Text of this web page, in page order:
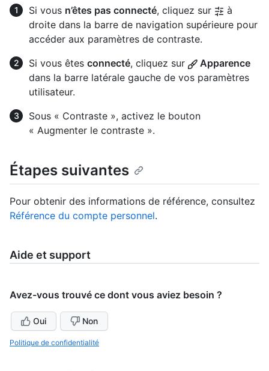
Si vous n’êtes pas connecté, cliquez sur
à
droite dans la barre de navigation supérieure pour
accéder aux paramètres de contraste.
Si vous êtes connecté, cliquez sur
Apparence
dans la barre latérale gauche de vos paramètres
utilisateur.
Sous « Contraste », activez le bouton
« Augmenter le contraste ».
Étapes suivantes
Pour obtenir des informations de référence, consultez
Référence du compte personnel.
Aide et support
Avez-vous trouvé ce dont vous aviez besoin ?
Oui Non
Politique de confidentialité